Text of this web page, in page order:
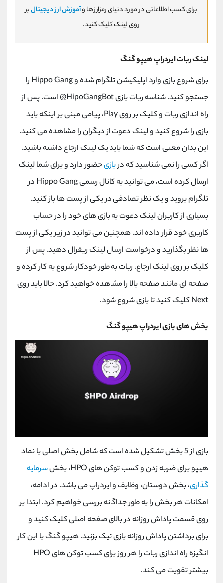
برای کسب اطلاعاتی در مورد دنیای رمزارزها وآموزش ارز دیجیتالبر
روی لینک کلیک کنید.
لینک ربات ایردراپ هیپو گنگ
برای شروع بازی وارد اپلیکیشن تلگرام شده وHippo Gang را
جستجو کنید. شناسه ربات بازیHipoGangBot@ است. پس از
راه اندازی ربات و کلیک بر رویPlay، پیامی مبنی بر اینکه باید
بازی را شروع کنید و لینک دعوت از دیگران را مشاهده می کنید.
این بدان معنی است که شما باید یک لینک ارجاع داشته باشید.
اگر کسی را نمی شناسید که دربازیحضور دارد و برای شما لینک
ارسال کرده است، می توانید به کانال رسمیHippo Gang در
تلگرام بروید و یک نظر تصادفی در یکی از پست ها باز کنید.
بسیاری از کاربران لینک دعوت به بازی های خود را در حساب
کاربری خود قرار داده اند. همچنین می توانید در زیر یکی از پست
ها نظر بگذارید و درخواست ارسال لینک ریفرال دهید. پس از
کلیک بر روی لینک ارجاع، ربات به طور خودکار شروع به کار کرده و
صفحه ای مانند صفحه بالا را مشاهده خواهید کرد. حالا باید روی
Nextکلیک کنید تا بازی شروع شود.
بخش های بازی ایردراپ هیپو گنگ
بازی از 5 بخش تشکیل شده است که شامل بخش اصلی با نماد
هیپو برای ضربه زدن و کسب توکن هایHPO، بخشسرمایه
گذاری، بخش دوستان، وظایف و ایردراپ می باشد. در ادامه،
امکانات هر بخش را به طور جداگانه بررسی خواهیم کرد. ابتدا بر
روی قسمت پاداش روزانه در بالای صفحه اصلی کلیک کنید و
برای برداشتن پاداش روزانه بازی تیک بزنید. هیپو گنگ با این کار
انگیزه راه اندازی ربات را هر روز برای کسب توکن هایHPO
بیشتر تقویت می کند.